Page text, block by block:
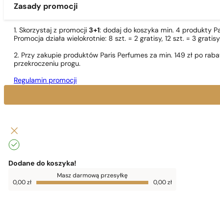
Zasady promocji
1. Skorzystaj z promocji 3+1: dodaj do koszyka min. 4 produkty
Promocja działa wielokrotnie: 8 szt. = 2 gratisy, 12 szt. = 3
2. Przy zakupie produktów Paris Perfumes za min. 149 zł po
przekroczeniu progu.
Regulamin promocji
Dodane do koszyka!
Do
darmowej
Masz darmową przesyłkę
0,00zł 0,00 zł